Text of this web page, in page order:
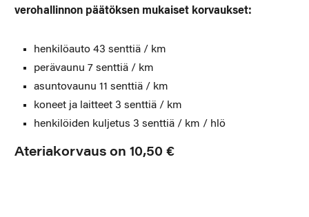
verohallinnon päätöksen mukaiset korvaukset:
henkilöauto 43 senttiä / km
perävaunu 7 senttiä / km
asuntovaunu 11 senttiä / km
koneet ja laitteet 3 senttiä / km
henkilöiden kuljetus 3 senttiä / km / hlö
Ateriakorvaus on 10,50 €